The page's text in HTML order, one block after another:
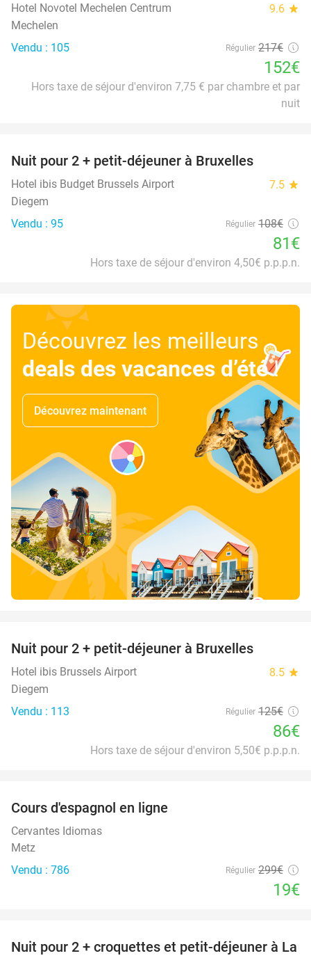
Hotel Novotel Mechelen Centrum 9.6 star
Mechelen
Vendu : 105
Régulier 217€
152€
Hors taxe de séjour d'environ 7,75 € par chambre et par
nuit
Nuit pour 2 + petit-déjeuner à Bruxelles
Hotel ibis Budget Brussels Airport 7.5 star
Diegem
Vendu : 95
Régulier 108€
81€
Hors taxe de séjour d'environ 4,50€ p.p.p.n.
Découvrez les meilleurs
deals des vacances d’été!
Découvrez maintenant
Nuit pour 2 + petit-déjeuner à Bruxelles
Hotel ibis Brussels Airport 8.5 star
Diegem
Vendu : 113
Régulier 125€
86€
Hors taxe de séjour d'environ 5,50€ p.p.p.n.
Cours d'espagnol en ligne
Cervantes Idiomas
Metz
Vendu : 786
Régulier 299€
19€
41%
Nuit pour 2 + croquettes et petit-déjeuner à La